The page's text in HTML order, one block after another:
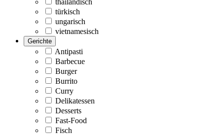
türkisch
ungarisch
vietnamesisch
Gerichte
Antipasti
Barbecue
Burger
Burrito
Curry
Delikatessen
Desserts
Fast-Food
Fisch